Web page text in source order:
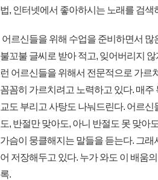
법, 인터넷에서 좋아하시는 노래를 검색
어르신들을 위해 수업을 준비하면서
불꼬불 글씨로 받아 적고, 잊어버리지
런 어르신들을 위해서 전문적으로 가르
꼼꼼히 가르치려고 노력하고 있다. 매
교도 부리고 사탕도 나눠드린다. 어르
도, 반절만 맞아도, 아니 반절도 못 맞아
가슴이 뭉클해지는 말들을 듣는다. 그
어 저장해두고 있다. 누가 와도 이 배움
록.